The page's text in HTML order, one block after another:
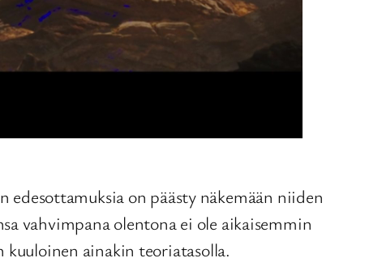
edesottamuksia on päästy näkemään niiden
vahvimpana olentona ei ole aikaisemmin
ainakin teoriatasolla.